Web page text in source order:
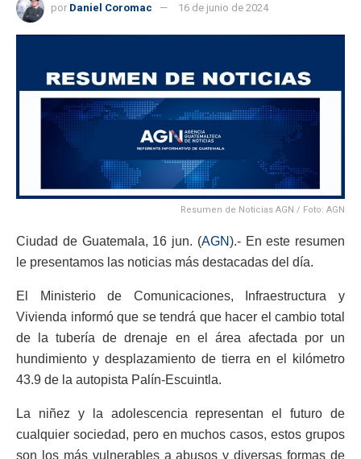
por Daniel Coromac 16 de junio de 2024
Resumen de Noticias AGN / Foto: AGN
Ciudad de Guatemala, 16 jun. (AGN).- En este resumen
le presentamos las noticias más destacadas del día.
El Ministerio de Comunicaciones, Infraestructura y
Vivienda informó que se tendrá que hacer el cambio total
de la tubería de drenaje en el área afectada por un
hundimiento y desplazamiento de tierra en el kilómetro
43.9 de la autopista Palín-Escuintla.
La niñez y la adolescencia representan el futuro de
cualquier sociedad, pero en muchos casos, estos grupos
son los más vulnerables a abusos y diversas formas de